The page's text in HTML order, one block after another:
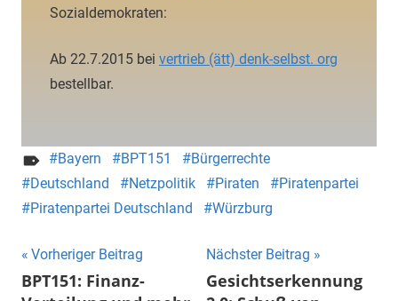
Sozialdemokraten:
Ab 22.7.2015 bei vertrieb (ätt) denk-selbst. org
bestellbar.
Bayern BPT151
Bürgerrechte
Deutschland
Netzpolitik Piraten
Piratenpartei
Piratenpartei Deutschland
Würzburg
Beitragsnavigation
Vorheriger Beitrag
BPT151: Finanz-
Nächster Beitrag
Gesichtserkennung